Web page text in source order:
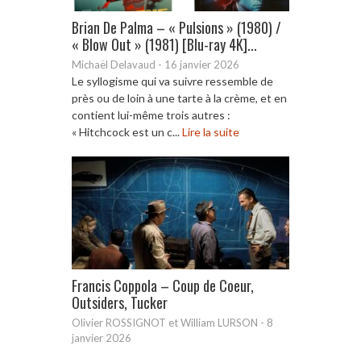
Brian De Palma – « Pulsions » (1980) /
« Blow Out » (1981) [Blu-ray 4K]...
Michaël Delavaud - 16 janvier 2026
Le syllogisme qui va suivre ressemble de
près ou de loin à une tarte à la crème, et en
contient lui-même trois autres :
« Hitchcock est un c...Lire la suite
Francis Coppola – Coup de Coeur,
Outsiders, Tucker
Olivier ROSSIGNOT et William LURSON - 8
janvier 2026